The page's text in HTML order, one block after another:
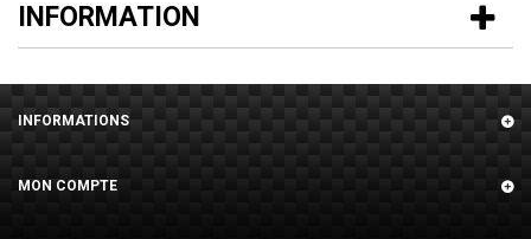
INFORMATION
INFORMATIONS
MON COMPTE